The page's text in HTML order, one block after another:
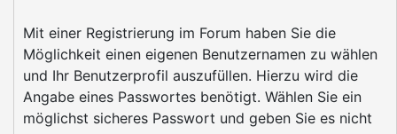
Mit einer Registrierung im Forum haben Sie die
Möglichkeit einen eigenen Benutzernamen zu wählen
und Ihr Benutzerprofil auszufüllen. Hierzu wird die
Angabe eines Passwortes benötigt. Wählen Sie ein
möglichst sicheres Passwort und geben Sie es nicht